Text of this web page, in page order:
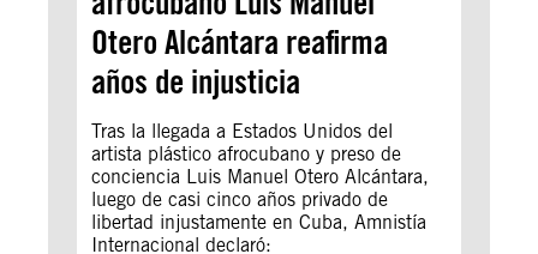
Otero Alcántara reafirma
años de injusticia
Tras la llegada a Estados Unidos del
artista plástico afrocubano y preso de
conciencia Luis Manuel Otero Alcántara,
luego de casi cinco años privado de
libertad injustamente en Cuba, Amnistía
Internacional declaró: